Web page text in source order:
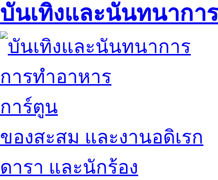
บันเทิงและนันทนาการ
การทำอาหาร
การ์ตูน
ของสะสม และงานอดิเรก
ดารา และนักร้อง